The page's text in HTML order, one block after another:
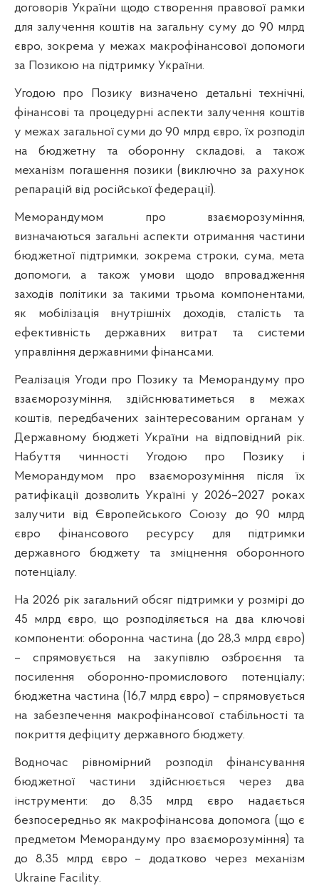
договорів України щодо створення правової рамки
для залучення коштів на загальну суму до 90 млрд
євро, зокрема у межах макрофінансової допомоги
за Позикою на підтримку України.
Угодою про Позику визначено детальні технічні,
фінансові та процедурні аспекти залучення коштів
у межах загальної суми до 90 млрд євро, їх розподіл
на бюджетну та оборонну складові, а також
механізм погашення позики (виключно за рахунок
репарацій від російської федерації).
Меморандумом про взаєморозуміння,
визначаються загальні аспекти отримання частини
бюджетної підтримки, зокрема строки, сума, мета
допомоги, а також умови щодо впровадження
заходів політики за такими трьома компонентами,
як мобілізація внутрішніх доходів, сталість та
ефективність державних витрат та системи
управління державними фінансами.
Реалізація Угоди про Позику та Меморандуму про
взаєморозуміння, здійснюватиметься в межах
коштів, передбачених заінтересованим органам у
Державному бюджеті України на відповідний рік.
Набуття чинності Угодою про Позику і
Меморандумом про взаєморозуміння після їх
ратифікації дозволить Україні у 2026–2027 роках
залучити від Європейського Союзу до 90 млрд
євро фінансового ресурсу для підтримки
державного бюджету та зміцнення оборонного
потенціалу.
На 2026 рік загальний обсяг підтримки у розмірі до
45 млрд євро, що розподіляється на два ключові
компоненти: оборонна частина (до 28,3 млрд євро)
– спрямовується на закупівлю озброєння та
посилення оборонно-промислового потенціалу;
бюджетна частина (16,7 млрд євро) – спрямовується
на забезпечення макрофінансової стабільності та
покриття дефіциту державного бюджету.
Водночас рівномірний розподіл фінансування
бюджетної частини здійснюється через два
інструменти: до 8,35 млрд євро надається
безпосередньо як макрофінансова допомога (що є
предметом Меморандуму про взаєморозуміння) та
до 8,35 млрд євро – додатково через механізм
Ukraine Facility.